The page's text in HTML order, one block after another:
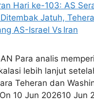
Para analis
lebih lanjut
Teheran dan
10 Jun 202610 Jun